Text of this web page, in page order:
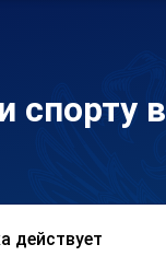
спорту
действует